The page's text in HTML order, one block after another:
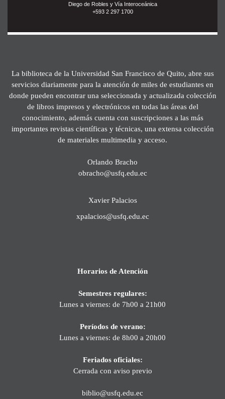
Diego de Robles y Vía Interoceánica
+593 2 297 1700
La biblioteca de la Universidad San Francisco de Quito, abre sus
servicios diariamente para la atención de miles de estudiantes en
donde pueden encontrar una seleccionada y actualizada colección
de libros impresos y electrónicos en todas las áreas del
conocimiento, además cuenta con suscripciones a las más
importantes revistas científicas y técnicas, una extensa colección
de materiales multimedia y acceso.
Orlando Bracho
obracho@usfq.edu.ec
Xavier Palacios
xpalacios@usfq.edu.ec
Horarios de Atención
Semestres regulares:
Lunes a viernes: de 7h00 a 21h00
Períodos de verano:
Lunes a viernes: de 8h00 a 20h00
Feriados oficiales:
Cerrada con aviso previo
biblio@usfq.edu.ec